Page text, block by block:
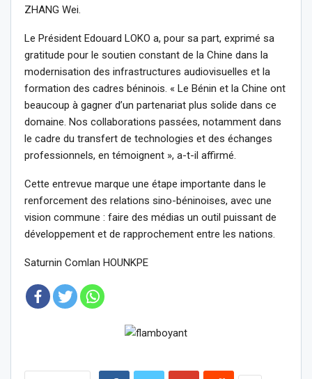
ZHANG Wei.
Le Président Edouard LOKO a, pour sa part, exprimé sa
gratitude pour le soutien constant de la Chine dans la
modernisation des infrastructures audiovisuelles et la
formation des cadres béninois. « Le Bénin et la Chine ont
beaucoup à gagner d’un partenariat plus solide dans ce
domaine. Nos collaborations passées, notamment dans
le cadre du transfert de technologies et des échanges
professionnels, en témoignent », a-t-il affirmé.
Cette entrevue marque une étape importante dans le
renforcement des relations sino-béninoises, avec une
vision commune : faire des médias un outil puissant de
développement et de rapprochement entre les nations.
Saturnin Comlan HOUNKPE